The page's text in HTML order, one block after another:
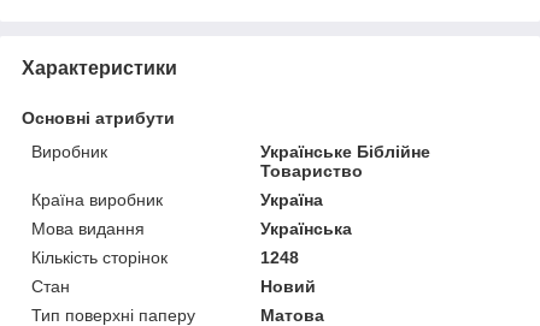
Характеристики
Основні атрибути
Виробник
Українське Біблійне
Товариство
Країна виробник
Україна
Мова видання
Українська
Кількість сторінок
1248
Стан
Новий
Тип поверхні паперу
Матова